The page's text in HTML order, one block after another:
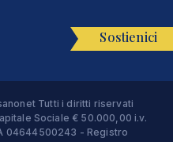
Sostienici
Tutti i diritti riservati
Sociale € 50.000,00 i.v.
04644500243 - Registro